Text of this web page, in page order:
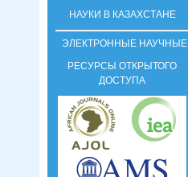
НАУКИ В КАЗАХСТАНЕ
ЭЛЕКТРОННЫЕ НАУЧНЫЕ
РЕСУРСЫ ОТКРЫТОГО
ДОСТУПА